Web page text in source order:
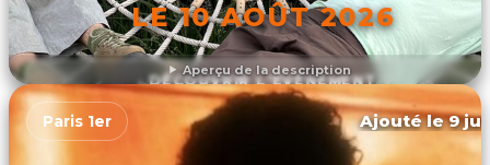
Aperçu de la description
LE 10 AOÛT 2026
DÉCOUVRIR L'ÉVÉNEMENT
Paris 1er Ajouté le 9